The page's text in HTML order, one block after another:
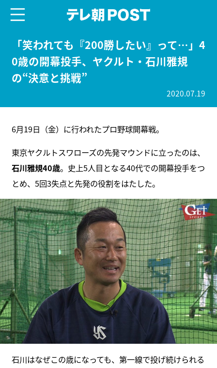
「笑われても『200勝したい』って…」4
0歳の開幕投手、ヤクルト・石川雅規
の“決意と挑戦”
2020.07.19
6月19日（金）に行われたプロ野球開幕戦。
東京ヤクルトスワローズの先発マウンドに立ったのは、
石川雅規40歳。史上5人目となる40代での開幕投手をつ
とめ、5回3失点と先発の役割をはたした。
石川はなぜこの歳になっても、第一線で投げ続けられる